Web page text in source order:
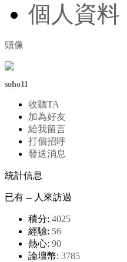
個人資料
頭像
soho11
收聽TA
加為好友
給我留言
打個招呼
發送消息
統計信息
已有 -- 人來訪過
積分: 4025
經驗: 56
熱心: 90
論壇幣: 3785